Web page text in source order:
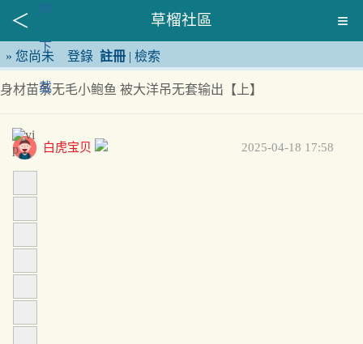
草榴社區
» 您尚未 登錄 註冊 | 檢索
身材苗条无毛小鲍鱼 被大洋吊无套输出【上】
白虎宝贝 2025-04-18 17:58